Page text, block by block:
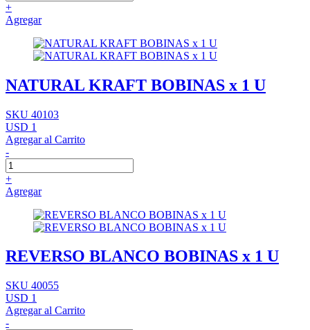
+
Agregar
NATURAL KRAFT BOBINAS x 1 U
SKU 40103
USD 1
Agregar al Carrito
-
+
Agregar
REVERSO BLANCO BOBINAS x 1 U
SKU 40055
USD 1
Agregar al Carrito
-